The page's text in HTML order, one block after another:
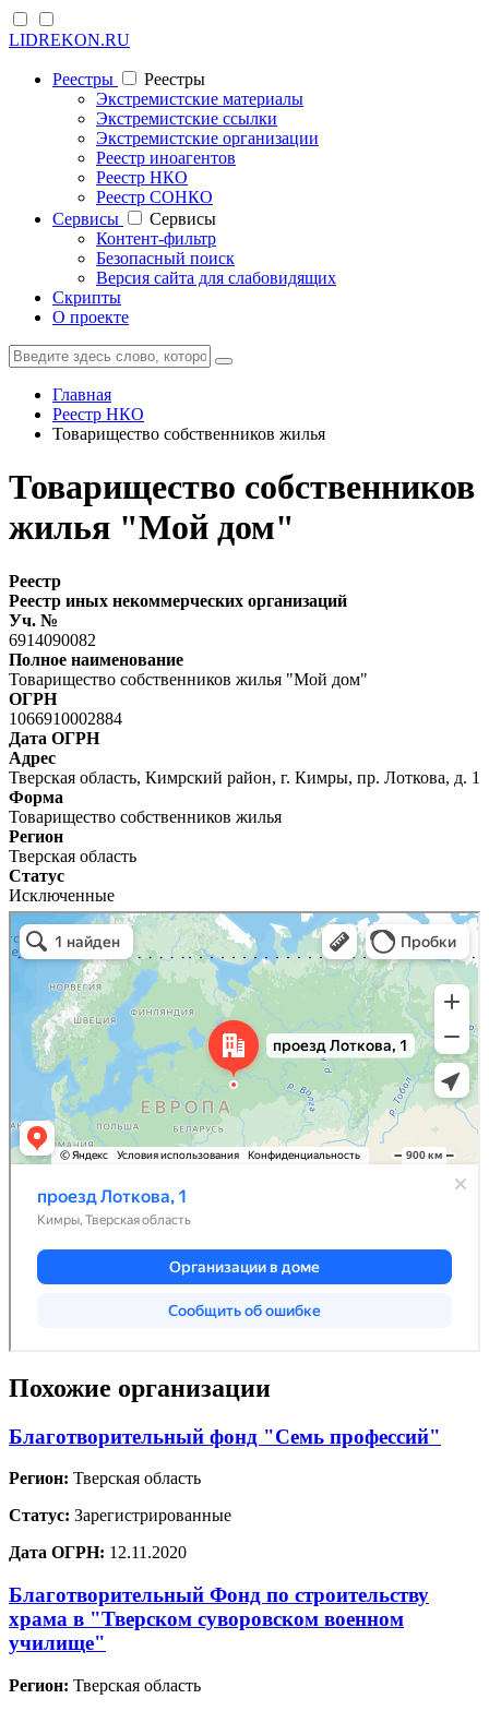
LIDREKON.RU
Реестры
Реестры
Экстремистские материалы
Экстремистские ссылки
Экстремистские организации
Реестр иноагентов
Реестр НКО
Реестр СОНКО
Cервисы
Cервисы
Контент-фильтр
Безопасный поиск
Версия сайта для слабовидящих
Скрипты
О проекте
Главная
Реестр НКО
Товарищество собственников жилья
Товарищество собственников
жилья "Мой дом"
Реестр
Реестр иных некоммерческих организаций
Уч. №
6914090082
Полное наименование
Товарищество собственников жилья "Мой дом"
ОГРН
1066910002884
Дата ОГРН
Адрес
Тверская область, Кимрский район, г. Кимры, пр. Лоткова, д. 1
Форма
Товарищество собственников жилья
Регион
Тверская область
Статус
Исключенные
Похожие организации
Благотворительный фонд "Семь профессий"
Регион: Тверская область
Статус: Зарегистрированные
Дата ОГРН: 12.11.2020
Благотворительный Фонд по строительству
храма в "Тверском суворовском военном
училище"
Регион: Тверская область